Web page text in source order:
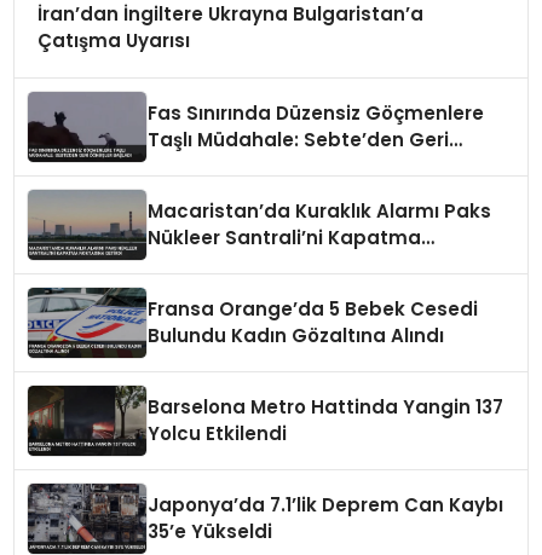
İran’dan İngiltere Ukrayna Bulgaristan’a
Çatışma Uyarısı
Fas Sınırında Düzensiz Göçmenlere
Taşlı Müdahale: Sebte’den Geri
Macaristan’da Kuraklık Alarmı Paks
Nükleer Santrali’ni Kapatma
Fransa Orange’da 5 Bebek Cesedi
Bulundu Kadın Gözaltına Alındı
Barselona Metro Hattinda Yangin 137
Yolcu Etkilendi
Japonya’da 7.1’lik Deprem Can Kaybı
35’e Yükseldi